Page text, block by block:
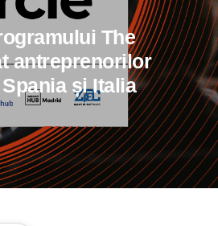
The
antreprenorilor
și Italia